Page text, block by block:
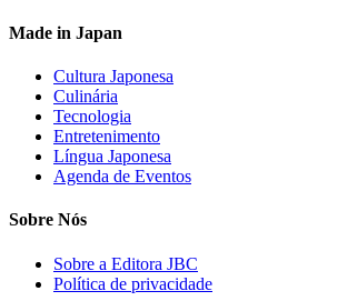
Made in Japan
Cultura Japonesa
Culinária
Tecnologia
Entretenimento
Língua Japonesa
Agenda de Eventos
Sobre Nós
Sobre a Editora JBC
Política de privacidade